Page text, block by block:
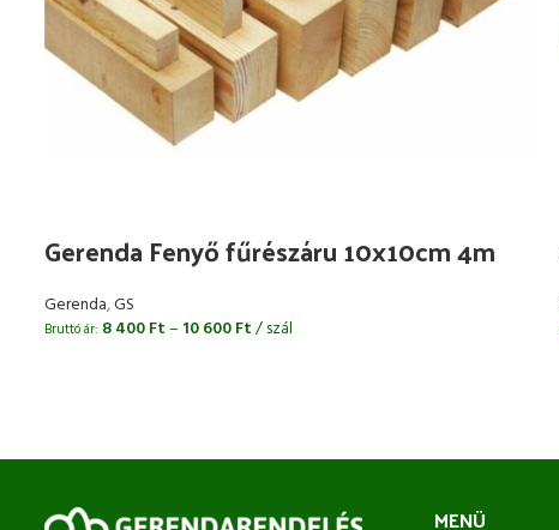
Gerenda Fenyő fűrészáru 10x10cm 4m
Gerenda,GS
Bruttó ár: 8 400Ft– 10 600Ft/ szál
MENÜ